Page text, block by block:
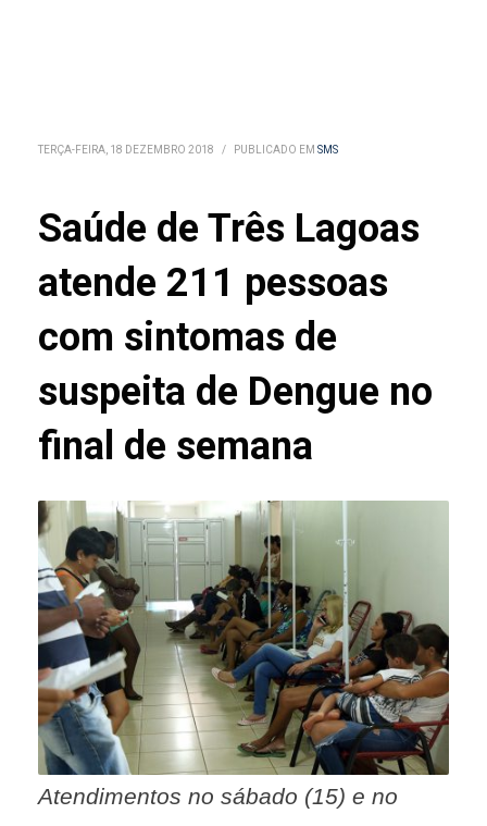
TERÇA-FEIRA, 18 DEZEMBRO 2018 / PUBLICADO EM SMS
Saúde de Três Lagoas
atende 211 pessoas
com sintomas de
suspeita de Dengue no
final de semana
Atendimentos no sábado (15) e no